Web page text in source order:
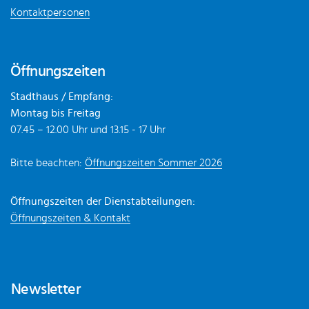
Kontaktpersonen
Öffnungszeiten
Stadthaus / Empfang:
Montag bis Freitag
07.45 – 12.00 Uhr und 13.15 - 17 Uhr
Bitte beachten: Öffnungszeiten Sommer 2026
Öffnungszeiten der Dienstabteilungen:
Öffnungszeiten & Kontakt
Newsletter